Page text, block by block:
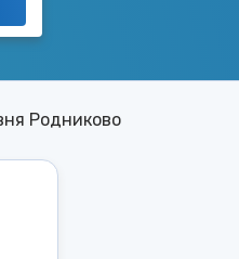
Родниково